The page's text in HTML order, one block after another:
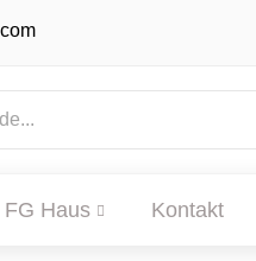
FG Haus Kontakt